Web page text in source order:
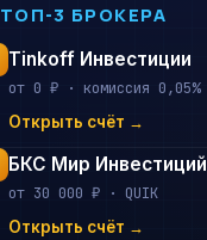
ТОП-3 БРОКЕРА
Tinkoff Инвестиции
от 0 ₽ · комиссия 0,05%
Открыть счёт →
БКС Мир Инвестиций
от 30 000 ₽ · QUIK
Открыть счёт →